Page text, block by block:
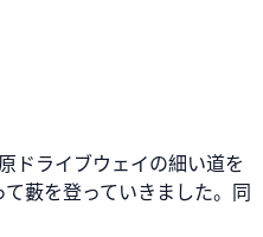
ドライブウェイの細い道を
藪を登っていきました。同